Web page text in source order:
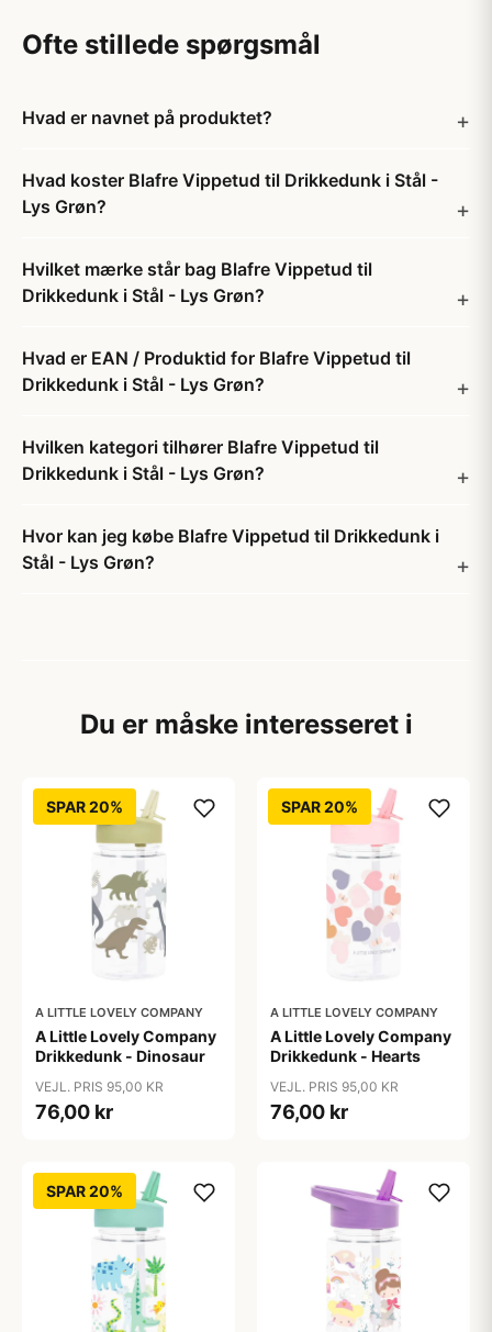
Ofte stillede spørgsmål
Hvad er navnet på produktet?
Hvad koster Blafre Vippetud til Drikkedunk i Stål -
Lys Grøn?
Hvilket mærke står bag Blafre Vippetud til
Drikkedunk i Stål - Lys Grøn?
Hvad er EAN / Produktid for Blafre Vippetud til
Drikkedunk i Stål - Lys Grøn?
Hvilken kategori tilhører Blafre Vippetud til
Drikkedunk i Stål - Lys Grøn?
Hvor kan jeg købe Blafre Vippetud til Drikkedunk i
Stål - Lys Grøn?
Du er måske interesseret i
SPAR 20%
A LITTLE LOVELY COMPANY
A Little Lovely Company
Drikkedunk - Dinosaur
VEJL. PRIS 95,00 KR
76,00 kr
SPAR 20%
A LITTLE LOVELY COMPANY
A Little Lovely Company
Drikkedunk - Hearts
VEJL. PRIS 95,00 KR
76,00 kr
SPAR 20%